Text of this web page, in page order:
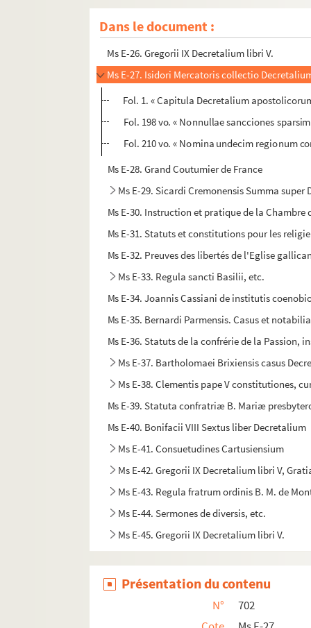
Dans le document :
Ms E-24. L'esprit des chanoines réguliers,
Ms E-25. Gratiani Decreti pars
Ms E-26. Gregorii IX Decretalium libri V.
Ms E-27. Isidori Mercatoris collectio
Fol. 1. « Capitula Decretalium
Fol. 198 vo. « Nonnullae sancciones
Fol. 210 vo. « Nomina undecim regionum
Ms E-28. Grand Coutumier de France
Ms E-29. Sicardi Cremonensis Summa
Ms E-30. Instruction et pratique de la
Ms E-31. Statuts et constitutions pour les
Ms E-32. Preuves des libertés de l'Eglise
Ms E-33. Regula sancti Basilii, etc.
Ms E-34. Joannis Cassiani de institutis
Ms E-35. Bernardi Parmensis. Casus et
Ms E-36. Statuts de la confrérie de la Passion,
Ms E-37. Bartholomaei Brixiensis casus
Ms E-38. Clementis pape V constitutiones,
Ms E-39. Statuta confratriæ B. Mariæ
Ms E-40. Bonifacii VIII Sextus liber Decretalium
Ms E-41. Consuetudines Cartusiensium
Ms E-42. Gregorii IX Decretalium libri V,
Ms E-43. Regula fratrum ordinis B. M. de
Ms E-44. Sermones de diversis, etc.
Ms E-45. Gregorii IX Decretalium libri V.
Ms E-47. Bernardi Parmensis. Casus super
Ms E-48. Statuts de l'ordre de Saint-Michel
Ms E-49. Collectio canonum et excerptorum
Présentation du contenu
N°
702